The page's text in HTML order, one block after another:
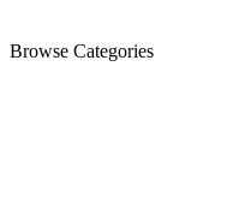
Browse Categories